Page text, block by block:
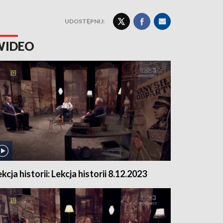
UDOSTĘPNIJ:
historii: Lekcja historii 8.12.2023